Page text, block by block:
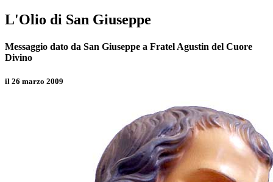
L'Olio di San Giuseppe
Messaggio dato da San Giuseppe a Fratel Agustin del Cuore
Divino
il 26 marzo 2009